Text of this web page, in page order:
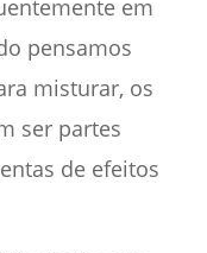
em
pensamos
misturar, os
ser partes
de efeitos